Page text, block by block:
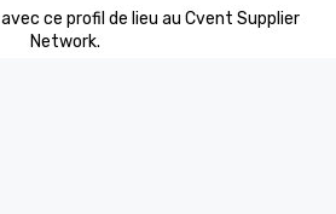
avec ce profil de lieu au Cvent Supplier
Network.